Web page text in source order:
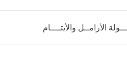
الأرامــل والأيتــــام